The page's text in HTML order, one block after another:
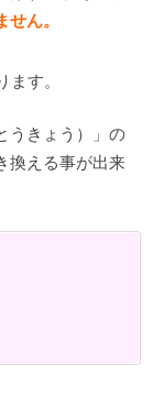
ん。
ます。
うきょう）」の
換える事が出来